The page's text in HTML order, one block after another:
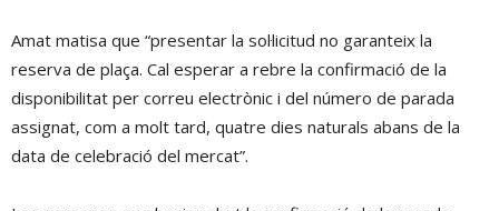
Amat matisa que “presentar la sol·licitud no garanteix la
reserva de plaça. Cal esperar a rebre la confirmació de la
disponibilitat per correu electrònic i del número de parada
assignat, com a molt tard, quatre dies naturals abans de la
data de celebració del mercat”.